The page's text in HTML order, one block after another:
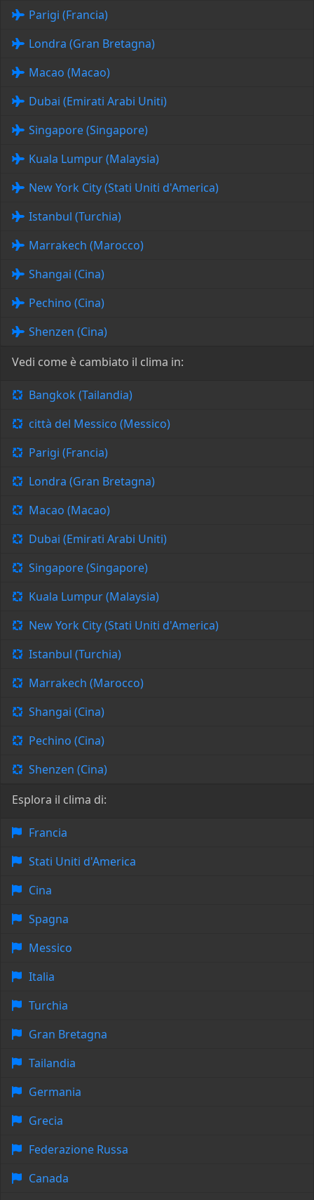
Parigi (Francia)
Londra (Gran Bretagna)
Macao (Macao)
Dubai (Emirati Arabi Uniti)
Singapore (Singapore)
Kuala Lumpur (Malaysia)
New York City (Stati Uniti d'America)
Istanbul (Turchia)
Marrakech (Marocco)
Shangai (Cina)
Pechino (Cina)
Shenzen (Cina)
Vedi come è cambiato il clima in:
Bangkok (Tailandia)
città del Messico (Messico)
Parigi (Francia)
Londra (Gran Bretagna)
Macao (Macao)
Dubai (Emirati Arabi Uniti)
Singapore (Singapore)
Kuala Lumpur (Malaysia)
New York City (Stati Uniti d'America)
Istanbul (Turchia)
Marrakech (Marocco)
Shangai (Cina)
Pechino (Cina)
Shenzen (Cina)
Esplora il clima di:
Francia
Stati Uniti d'America
Cina
Spagna
Messico
Italia
Turchia
Gran Bretagna
Tailandia
Germania
Grecia
Federazione Russa
Canada